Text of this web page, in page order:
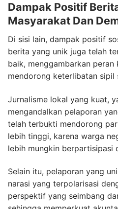
Dampak Positif
Masyarakat Dan
Di sisi lain, dampak positif
berita yang unik juga telah
baik, menggambarkan peran
mendorong keterlibatan sipil
Jurnalisme lokal yang kuat,
mengandalkan pelaporan
telah terbukti mendorong
lebih tinggi, karena warga
lebih mungkin berpartisipasi
Selain itu, pelaporan yang
narasi yang terpolarisasi
perspektif yang seimbang